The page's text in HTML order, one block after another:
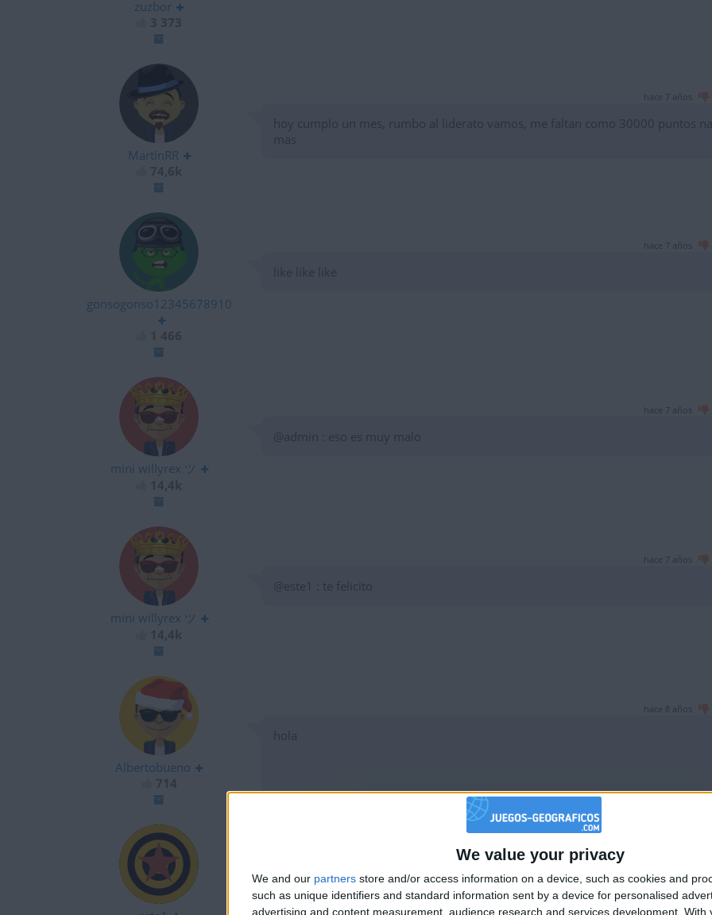
We value your privacy
We and our partners store and/or access information on a device, such as cookies and
such as unique identifiers and standard information sent by a device for personalised
advertising and content measurement, audience research and services development. With
zuzbor
MartínRR
hace 7 años
hoy cumplo un mes, rumbo al liderato vamos, me faltan como 30000 puntos
mas
gonsogonso12345678910
hace 7 años
like like like
mini willyrex ツ
hace 7 años
@admin : eso es muy malo
mini willyrex ツ
hace 7 años
@este1 : te felicito
Albertobueno
hace 8 años
hola
105k !!!
🇺🇸 We noticed you’re visiting from
an English-speaking country